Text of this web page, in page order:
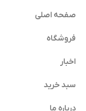
صفحه اصلی
فروشگاه
اخبار
سبد خرید
درباره ما